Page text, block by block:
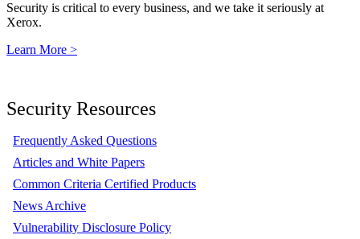
Security is critical to every business, and we take it seriously at
Xerox.
Learn More >
Security Resources
Frequently Asked Questions
Articles and White Papers
Common Criteria Certified Products
News Archive
Vulnerability Disclosure Policy